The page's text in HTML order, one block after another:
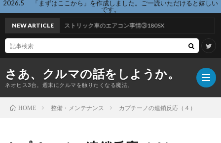
2026.5 「まずはここから」を作成しました。ご一読いただけると嬉しい
です。
さあ、クルマの話をしようか。
ネオヒス3台。週末にクルマを触りたくなる魔法。
NEW ARTICLE
ネオヒストリック車のエアコン事情③180SX
HOME 整備・メンテナンス カプチーノの連鎖反応（４）